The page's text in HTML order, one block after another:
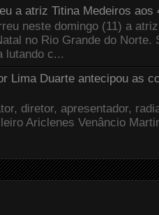
a atriz Titina Medeiros aos
neste domingo (11) a
no Rio Grande do Norte.
lutando c...
Lima Duarte antecipou as
diretor, apresentador,
Ariclenes Venâncio